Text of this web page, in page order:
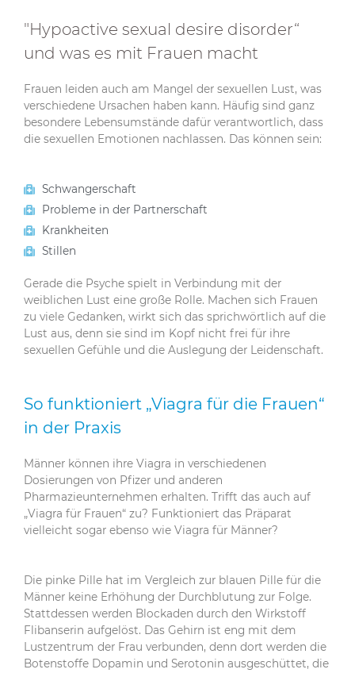
"Hypoactive sexual desire disorder“
und was es mit Frauen macht
Frauen leiden auch am Mangel der sexuellen Lust, was
verschiedene Ursachen haben kann. Häufig sind ganz
besondere Lebensumstände dafür verantwortlich, dass
die sexuellen Emotionen nachlassen. Das können sein:
Schwangerschaft
Probleme in der Partnerschaft
Krankheiten
Stillen
Gerade die Psyche spielt in Verbindung mit der
weiblichen Lust eine große Rolle. Machen sich Frauen
zu viele Gedanken, wirkt sich das sprichwörtlich auf die
Lust aus, denn sie sind im Kopf nicht frei für ihre
sexuellen Gefühle und die Auslegung der Leidenschaft.
So funktioniert „Viagra für die Frauen“
in der Praxis
Männer können ihre Viagra in verschiedenen
Dosierungen von Pfizer und anderen
Pharmazieunternehmen erhalten. Trifft das auch auf
„Viagra für Frauen“ zu? Funktioniert das Präparat
vielleicht sogar ebenso wie Viagra für Männer?
Die pinke Pille hat im Vergleich zur blauen Pille für die
Männer keine Erhöhung der Durchblutung zur Folge.
Stattdessen werden Blockaden durch den Wirkstoff
Flibanserin aufgelöst. Das Gehirn ist eng mit dem
Lustzentrum der Frau verbunden, denn dort werden die
Botenstoffe Dopamin und Serotonin ausgeschüttet, die